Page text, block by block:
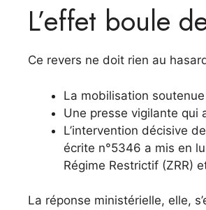
L’effet boule
Ce revers ne doit rien au
La mobilisation
Une presse vigilante qui
L’intervention décisive
écrite n°5346 a mis en
Régime Restrictif (ZRR)
La réponse ministérielle, elle,